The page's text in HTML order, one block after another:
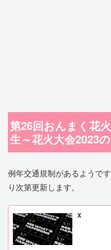
第26回おんまく花
生～花火大会2023
例年交通規制があるようで
り次第更新します。
X